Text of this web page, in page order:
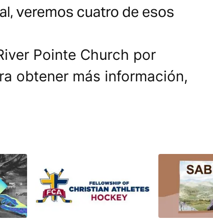
veremos cuatro de esos
Pointe Church por
obtener más información,